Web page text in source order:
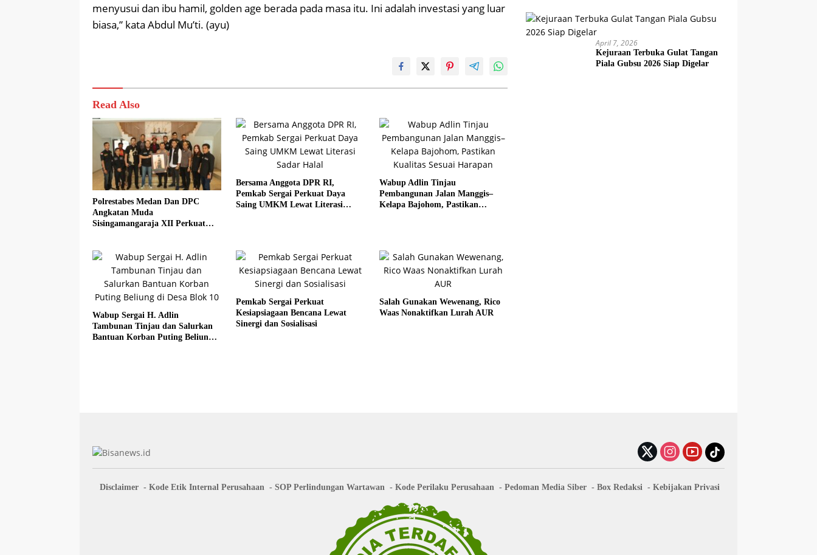
menyusui dan ibu hamil, golden age berada pada masa itu. Ini adalah investasi yang luar
biasa,” kata Abdul Mu’ti. (ayu)
Read Also
Polrestabes Medan Dan DPC
Angkatan Muda
Sisingamangaraja XII Perkuat
Bersama Anggota DPR RI,
Pemkab Sergai Perkuat Daya
Saing UMKM Lewat Literasi
Wabup Adlin Tinjau
Pembangunan Jalan Manggis–
Kelapa Bajohom, Pastikan
Wabup Sergai H. Adlin
Tambunan Tinjau dan Salurkan
Bantuan Korban Puting Beliung
Pemkab Sergai Perkuat
Kesiapsiagaan Bencana Lewat
Sinergi dan Sosialisasi
Salah Gunakan Wewenang, Rico
Waas Nonaktifkan Lurah AUR
April 7, 2026
Kejuraan Terbuka Gulat Tangan
Piala Gubsu 2026 Siap Digelar
Disclaimer Kode Etik Internal Perusahaan SOP Perlindungan Wartawan Kode Perilaku Perusahaan Pedoman Media Siber Box Redaksi Kebijakan Privasi